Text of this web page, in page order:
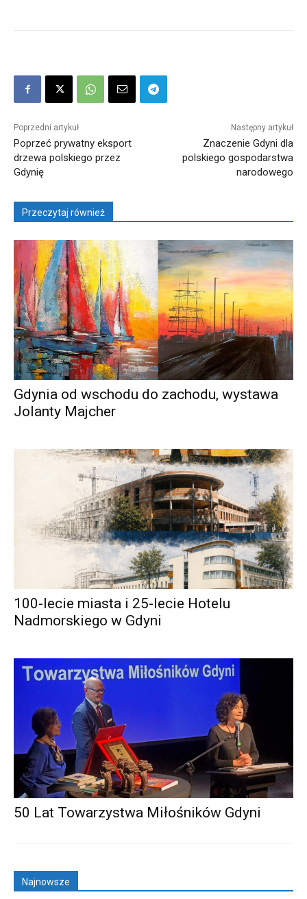
Poprzedni artykuł
Poprzeć prywatny eksport
drzewa polskiego przez
Gdynię
Następny artykuł
Znaczenie Gdyni dla
polskiego gospodarstwa
narodowego
Przeczytaj również
Gdynia od wschodu do zachodu, wystawa
Jolanty Majcher
100-lecie miasta i 25-lecie Hotelu
Nadmorskiego w Gdyni
50 Lat Towarzystwa Miłośników Gdyni
Najnowsze